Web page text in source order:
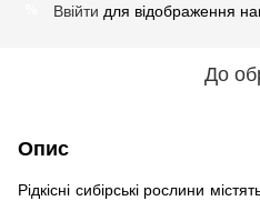
Ввійти для відображення
До
Опис
Рідкісні сибірські рослини